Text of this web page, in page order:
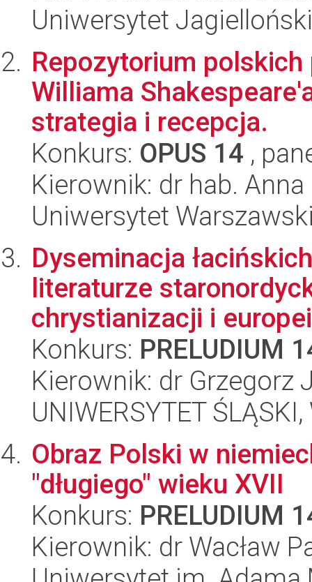
Uniwersytet
Repozytorium
Williama
strategia i recepcja.
Konkurs: OPUS 14 ,
Kierownik: dr hab.
Uniwersytet
Dyseminacja
literaturze
chrystianizacji i
Konkurs: PRELUDIUM
Kierownik: dr Grzegorz
UNIWERSYTET
Obraz Polski w
"długiego" wieku XVII
Konkurs: PRELUDIUM
Kierownik: dr Wacław